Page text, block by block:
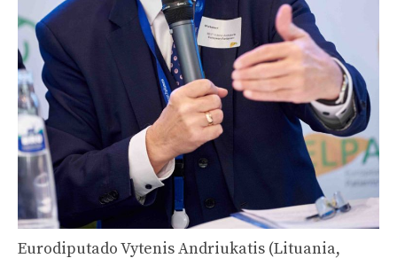
Eurodiputado Vytenis Andriukatis (Lituania,